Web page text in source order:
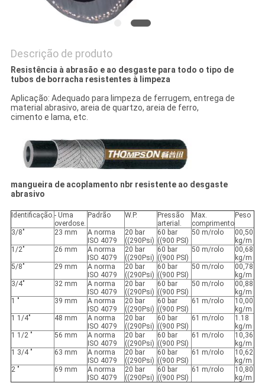
Descrição de produto
Resistência à abrasão e ao desgaste para todo o tipo de
tubos de borracha resistentes à limpeza
Aplicação: Adequado para limpeza de ferrugem, entrega de
material abrasivo, areia de quartzo, areia de ferro,
cimento e lama, etc.
mangueira de acoplamento nbr resistente ao desgaste
abrasivo
Identificação.- Uma
overdose.
Padrão W.P.
Pressão
arterial.
Max.
comprimento
Peso
3/8" 23 mm
A norma
ISO 4079
20 bar
((290Psi)
60 bar
((900 PSI)
50 m/rolo
00,50
kg/m
1/2"
26 mm
A norma
ISO 4079
20 bar
((290Psi)
60 bar
((900 PSI)
50 m/rolo
00,68
kg/m
5/8"
29 mm
A norma
ISO 4079
20 bar
((290Psi)
60 bar
((900 PSI)
50 m/rolo
00,78
kg/m
3/4"
32 mm
A norma
ISO 4079
20 bar
((290Psi)
60 bar
((900 PSI)
50 m/rolo
00,88
kg/m
1 "
39 mm
A norma
ISO 4079
20 bar
((290Psi)
60 bar
((900 PSI)
61 m/rolo
10,00
kg/m
1 1/4"
48 mm
A norma
ISO 4079
20 bar
((290Psi)
60 bar
((900 PSI)
61 m/rolo
1.18
kg/m
1 1/2 "
56 mm
A norma
ISO 4079
20 bar
((290Psi)
60 bar
((900 PSI)
61 m/rolo
10,36
kg/m
1 3/4 "
63 mm
A norma
ISO 4079
20 bar
((290Psi)
60 bar
((900 PSI)
61 m/rolo
10,62
kg/m
2 "
69 mm
A norma
ISO 4079
20 bar
((290Psi)
60 bar
((900 PSI)
61 m/rolo
10,80
kg/m